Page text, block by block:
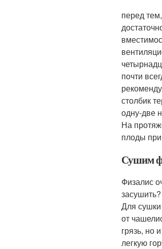
перед
почти
столбик
одну-две
На
плоды
Сушим
Физалис
засушить?
Для
от
грязь, но
легкую